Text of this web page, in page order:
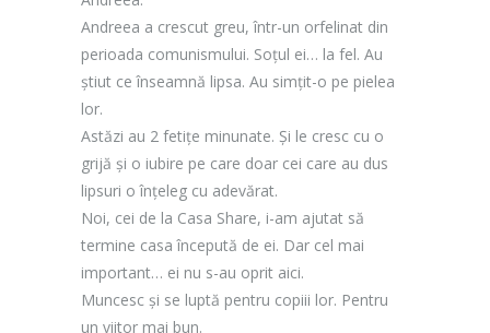
Andreea a crescut greu, într-un orfelinat din
perioada comunismului. Soțul ei… la fel. Au
știut ce înseamnă lipsa. Au simțit-o pe pielea
lor.
Astăzi au 2 fetițe minunate. Și le cresc cu o
grijă și o iubire pe care doar cei care au dus
lipsuri o înțeleg cu adevărat.
Noi, cei de la Casa Share, i-am ajutat să
termine casa începută de ei. Dar cel mai
important… ei nu s-au oprit aici.
Muncesc și se luptă pentru copiii lor. Pentru
un viitor mai bun.